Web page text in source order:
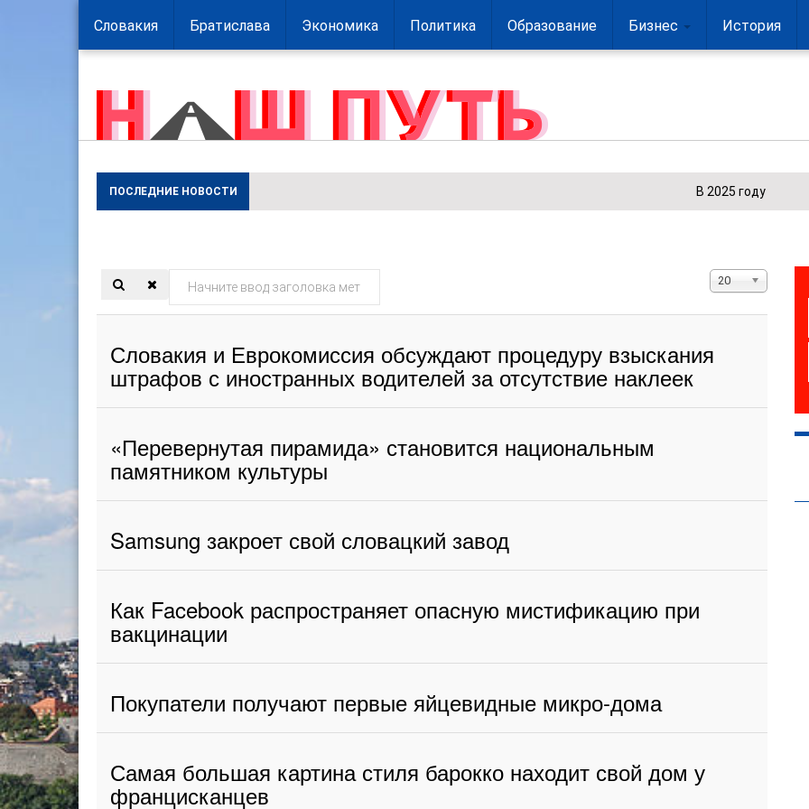
Словакия Братислава Экономика Политика Образование Бизнес История
ПОСЛЕДНИЕ НОВОСТИ В 2025 году в
Начните
ввод
Кол-
20
Словакия и Еврокомиссия обсуждают процедуру взыскания
штрафов с иностранных водителей за отсутствие наклеек
«Перевернутая пирамида» становится национальным
памятником культуры
Samsung закроет свой словацкий завод
Как Facebook распространяет опасную мистификацию при
вакцинации
Покупатели получают первые яйцевидные микро-дома
Самая большая картина стиля барокко находит свой дом у
францисканцев